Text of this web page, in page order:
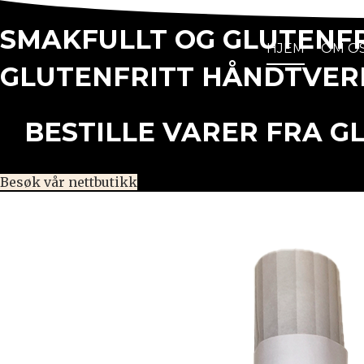
HJEM OM
SMAKFULLT OG
GLUTENFRITT
BESTILLE VARER FRA
Besøk vår nettbutikk